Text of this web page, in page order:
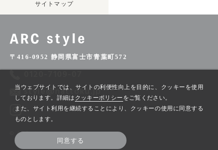
サイトマップ
〒416-0952 静岡県富士市青葉町572
style@nattoku.jp
© ARC style
当ウェブサイトでは、サイトの利便性向上を目的に、クッキーを使用
しております。詳細は クッキーポリシー をご覧ください。
また、サイト利用を継続することにより、クッキーの使用に同意する
ものとします。
同意する